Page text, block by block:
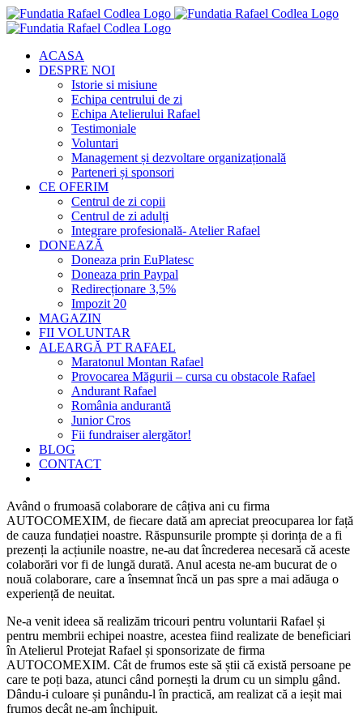
Skip
to
ACASA
DESPRE NOI
Istorie si misiune
Echipa centrului de zi
Echipa Atelierului Rafael
Testimoniale
Voluntari
Management și dezvoltare organizațională
Parteneri și sponsori
CE OFERIM
Centrul de zi copii
Centrul de zi adulți
Integrare profesională- Atelier Rafael
DONEAZĂ
Doneaza prin EuPlatesc
Doneaza prin Paypal
Redirecționare 3,5%
Impozit 20
MAGAZIN
FII VOLUNTAR
ALEARGĂ PT RAFAEL
Maratonul Montan Rafael
Provocarea Măgurii – cursa cu obstacole Rafael
Andurant Rafael
România andurantă
Junior Cros
Fii fundraiser alergător!
BLOG
CONTACT
Având o frumoasă colaborare de câțiva ani cu firma
AUTOCOMEXIM, de fiecare dată am apreciat preocuparea lor față
de cauza fundației noastre. Răspunsurile prompte și dorința de a fi
prezenți la acțiunile noastre, ne-au dat încrederea necesară că aceste
colaborări vor fi de lungă durată. Anul acesta ne-am bucurat de o
nouă colaborare, care a însemnat încă un pas spre a mai adăuga o
experiență de neuitat.
Ne-a venit ideea să realizăm tricouri pentru voluntarii Rafael și
pentru membrii echipei noastre, acestea fiind realizate de beneficiari
în Atelierul Protejat Rafael și sponsorizate de firma
AUTOCOMEXIM. Cât de frumos este să știi că există persoane pe
care te poți baza, atunci când pornești la drum cu un simplu gând.
Dându-i culoare și punându-l în practică, am realizat că a ieșit mai
frumos decât ne-am închipuit.